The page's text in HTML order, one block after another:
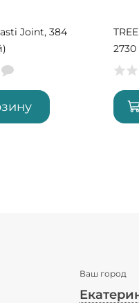
Joint, 384
Ваш город